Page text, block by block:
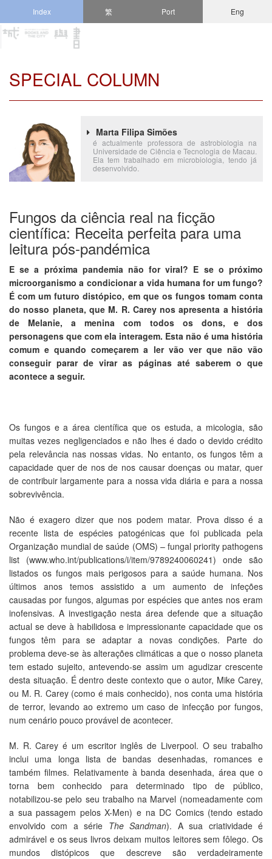
Index 繁 Port Eng
SPECIAL COLUMN
Marta Filipa Simões
é actualmente professora de astrobiologia na
Universidade de Ciência e Tecnologia de Macau.
Ela tem trabalhado em microbiologia, tendo já
desenvolvido.
Fungos da ciência real na ficção
científica: Receita perfeita para uma
leitura pós-pandémica
E se a próxima pandemia não for viral? E se o próximo
microorganismo a condicionar a vida humana for um fungo?
É com um futuro distópico, em que os fungos tomam conta
do nosso planeta, que M. R. Carey nos apresenta a história
de Melanie, a menina com todos os dons, e dos
personagens que com ela interagem. Esta não é uma história
comum e quando começarem a ler vão ver que não vão
conseguir parar de virar as páginas até saberem o que
acontece a seguir.
Os fungos e a área científica que os estuda, a micologia, são
muitas vezes negligenciados e não lhes é dado o devido crédito
pela relevância nas nossas vidas. No entanto, os fungos têm a
capacidade quer de nos de nos causar doenças ou matar, quer
de contribuir largamente para a nossa vida diária e para a nossa
sobrevivência.
Não é exagero dizer que nos podem matar. Prova disso é a
recente lista de espécies patogénicas que foi publicada pela
Organização mundial de saúde (OMS) – fungal priority pathogens
list (www.who.int/publications/i/item/9789240060241) onde são
listados os fungos mais perigosos para a saúde humana. Nos
últimos anos temos assistido a um aumento de infeções
causadas por fungos, algumas por espécies que antes nos eram
inofensivas. A investigação nesta área defende que a situação
actual se deve à habilidosa e impressionante capacidade que os
fungos têm para se adaptar a novas condições. Parte do
problema deve-se às alterações climáticas a que o nosso planeta
tem estado sujeito, antevendo-se assim um agudizar crescente
desta situação. É dentro deste contexto que o autor, Mike Carey,
ou M. R. Carey (como é mais conhecido), nos conta uma história
de terror, levando ao extremo um caso de infecção por fungos,
num cenário pouco provável de acontecer.
M. R. Carey é um escritor inglês de Liverpool. O seu trabalho
inclui uma longa lista de bandas desenhadas, romances e
também filmes. Relativamente à banda desenhada, área que o
torna bem conhecido para determinado tipo de público,
notabilizou-se pelo seu trabalho na Marvel (nomeadamente com
a sua passagem pelos X-Men) e na DC Comics (tendo estado
envolvido com a série The Sandman). A sua criatividade é
admirável e os seus livros deixam muitos leitores sem fôlego. Os
mundos distópicos que descreve são verdadeiramente